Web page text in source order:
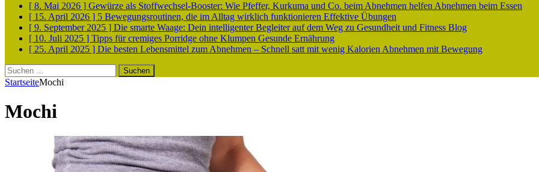
[ 8. Mai 2026 ] Gewürze als Stoffwechsel-Booster: Wie Pfeffer, Kurkuma und Co. beim Abnehmen helfen Abnehmen beim Essen
[ 15. April 2026 ] 5 Bewegungsroutinen, die im Alltag wirklich funktionieren Effektive Übungen
[ 9. September 2025 ] Die smarte Waage: Dein intelligenter Begleiter auf dem Weg zu Gesundheit und Fitness Blog
[ 10. Juli 2025 ] Tipps für cremiges Porridge ohne Klumpen Gesunde Ernährung
[ 25. April 2025 ] Die besten Lebensmittel zum Abnehmen – Schnell satt mit wenig Kalorien Abnehmen mit Bewegung
Suchen
nach:
StartseiteMochi
Mochi